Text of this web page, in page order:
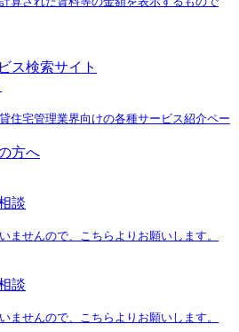
ス検索サイト
住宅管理業界向けの各種サービス紹介ペー
方へ
談
ませんので、こちらよりお願いします。
談
ませんので、こちらよりお願いします。